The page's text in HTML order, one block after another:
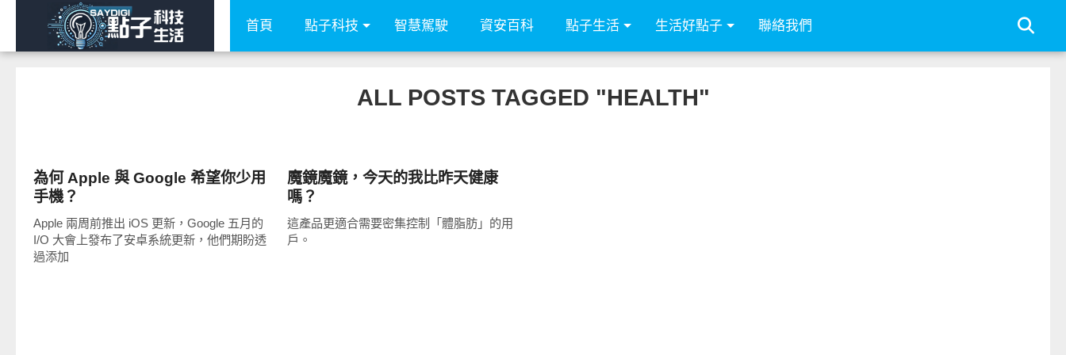
首頁 點子科技 智慧駕駛 資安百科 點子生活 生活好點子 聯絡我們
ALL POSTS TAGGED "HEALTH"
為何 Apple 與 Google 希望你少用
手機？
Apple 兩周前推出 iOS 更新，Google 五月的
I/O 大會上發布了安卓系統更新，他們期盼透
過添加
魔鏡魔鏡，今天的我比昨天健康
嗎？
這產品更適合需要密集控制「體脂肪」的用
戶。